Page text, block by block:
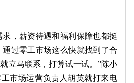
，薪资待遇和福利保障也都挺
过零工市场这么快就找到了合
立马联系，打算试一试。”陈小
市场运营负责人胡英就打来电